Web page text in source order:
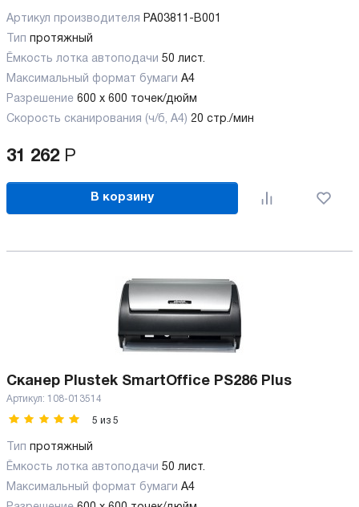
Артикул производителя PA03811-B001
Тип протяжный
Ёмкость лотка автоподачи 50 лист.
Максимальный формат бумаги А4
Разрешение 600 x 600 точек/дюйм
Скорость сканирования (ч/б, А4) 20 стр./мин
31 262 Р
В корзину
Сканер Plustek SmartOffice PS286 Plus
Артикул: 108-013514
5 из 5
Тип
протяжный
Ёмкость лотка автоподачи 50 лист.
Максимальный формат бумаги А4